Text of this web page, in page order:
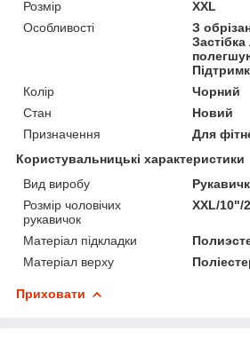
Розмір
XXL
Особливості
З
Колір
Чорний
Стан
Новий
Призначення
Для
Користувальницькі характеристики
Вид виробу
Розмір чоловічих
рукавичок
XXL/10"/
Матеріал підкладки
Матеріал верху
Приховати